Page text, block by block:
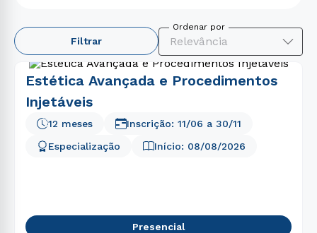
Filtrar Relevância
Estética Avançada e Procedimentos
Injetáveis
Especialização Início: 08/08/2026
12 meses Inscrição: 11/06 a 30/11
Presencial
TERMOS MAIS BUSCADOS
enfermagem
2 º
educação física
4º
biomedicina
5º
marketing
8º
nutrição